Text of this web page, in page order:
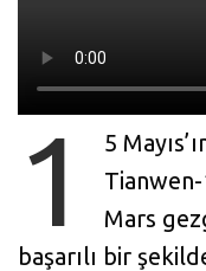
1
5
Tianwen-
Mars
başarılı bir